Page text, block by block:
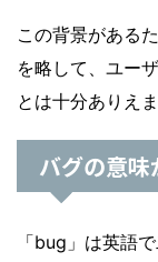
この背景がある
を略して、ユー
とは十分ありえま
バグの意
「bug」は英語